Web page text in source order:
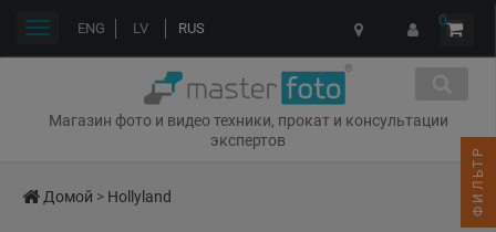
ENG LV RUS 0
Магазин фото и видео техники, прокат и консультации
экспертов
Переключить
Домой > Hollyland ФИЛЬТР